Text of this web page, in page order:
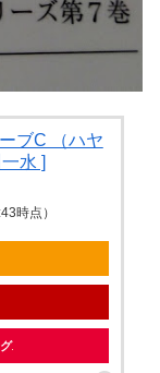
ブC （ハヤ
水 ]
時点）